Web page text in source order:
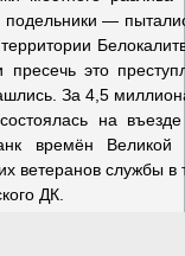
—
это
За 4,5
на
времён Великой
ветеранов службы в
ДК.